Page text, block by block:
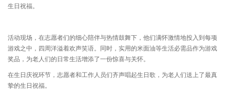
生日祝福。
活动现场，在志愿者们的细心陪伴与热情鼓舞下，他们满怀激情地投入到每项
游戏之中，四周洋溢着欢声笑语。同时，实用的米面油等生活必需品作为游戏
奖品，为老人们的日常生活增添了一份惊喜与关怀。
在生日庆祝环节，志愿者和工作人员们齐声唱起生日歌，为老人们送上了最真
挚的生日祝福。